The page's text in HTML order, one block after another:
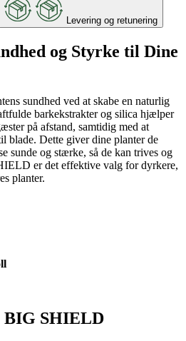
Levering og retunering
og Styrke til Dine
sundhed ved at skabe en naturlig
barkekstrakter og silica hjælper
på afstand, samtidig med at
blade. Dette giver dine planter de
sunde og stærke, så de kan trives og
er det effektive valg for dyrkere,
planter.
BIG SHIELD